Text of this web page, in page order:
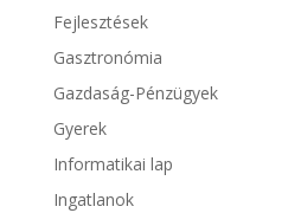
Fejlesztések
Gasztronómia
Gazdaság-Pénzügyek
Gyerek
Informatikai lap
Ingatlanok